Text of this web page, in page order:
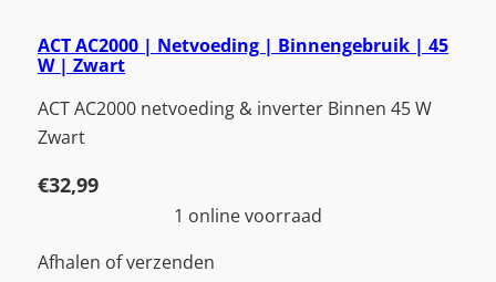
ACT AC2000 | Netvoeding | Binnengebruik | 45
W | Zwart
ACT AC2000 netvoeding & inverter Binnen 45 W
Zwart
€32,99
1 online voorraad
Afhalen of verzenden